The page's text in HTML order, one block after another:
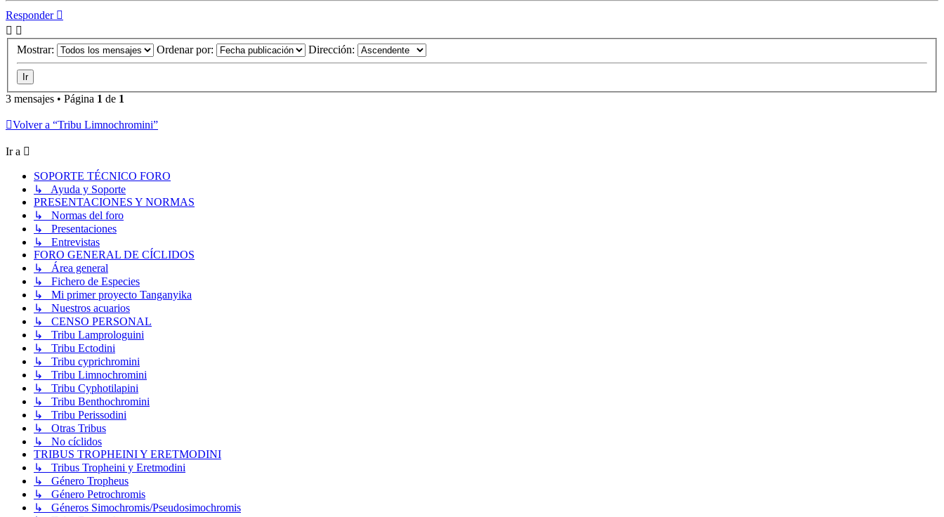
Responder
Mostrar: Ordenar por: Dirección:
3 mensajes • Página 1 de 1
Volver a “Tribu Limnochromini”
Ir a
SOPORTE TÉCNICO FORO
↳ Ayuda y Soporte
PRESENTACIONES Y NORMAS
↳ Normas del foro
↳ Presentaciones
↳ Entrevistas
FORO GENERAL DE CÍCLIDOS
↳ Área general
↳ Fichero de Especies
↳ Mi primer proyecto Tanganyika
↳ Nuestros acuarios
↳ CENSO PERSONAL
↳ Tribu Lamprologuini
↳ Tribu Ectodini
↳ Tribu cyprichromini
↳ Tribu Limnochromini
↳ Tribu Cyphotilapini
↳ Tribu Benthochromini
↳ Tribu Perissodini
↳ Otras Tribus
↳ No cíclidos
TRIBUS TROPHEINI Y ERETMODINI
↳ Tribus Tropheini y Eretmodini
↳ Género Tropheus
↳ Género Petrochromis
↳ Géneros Simochromis/Pseudosimochromis